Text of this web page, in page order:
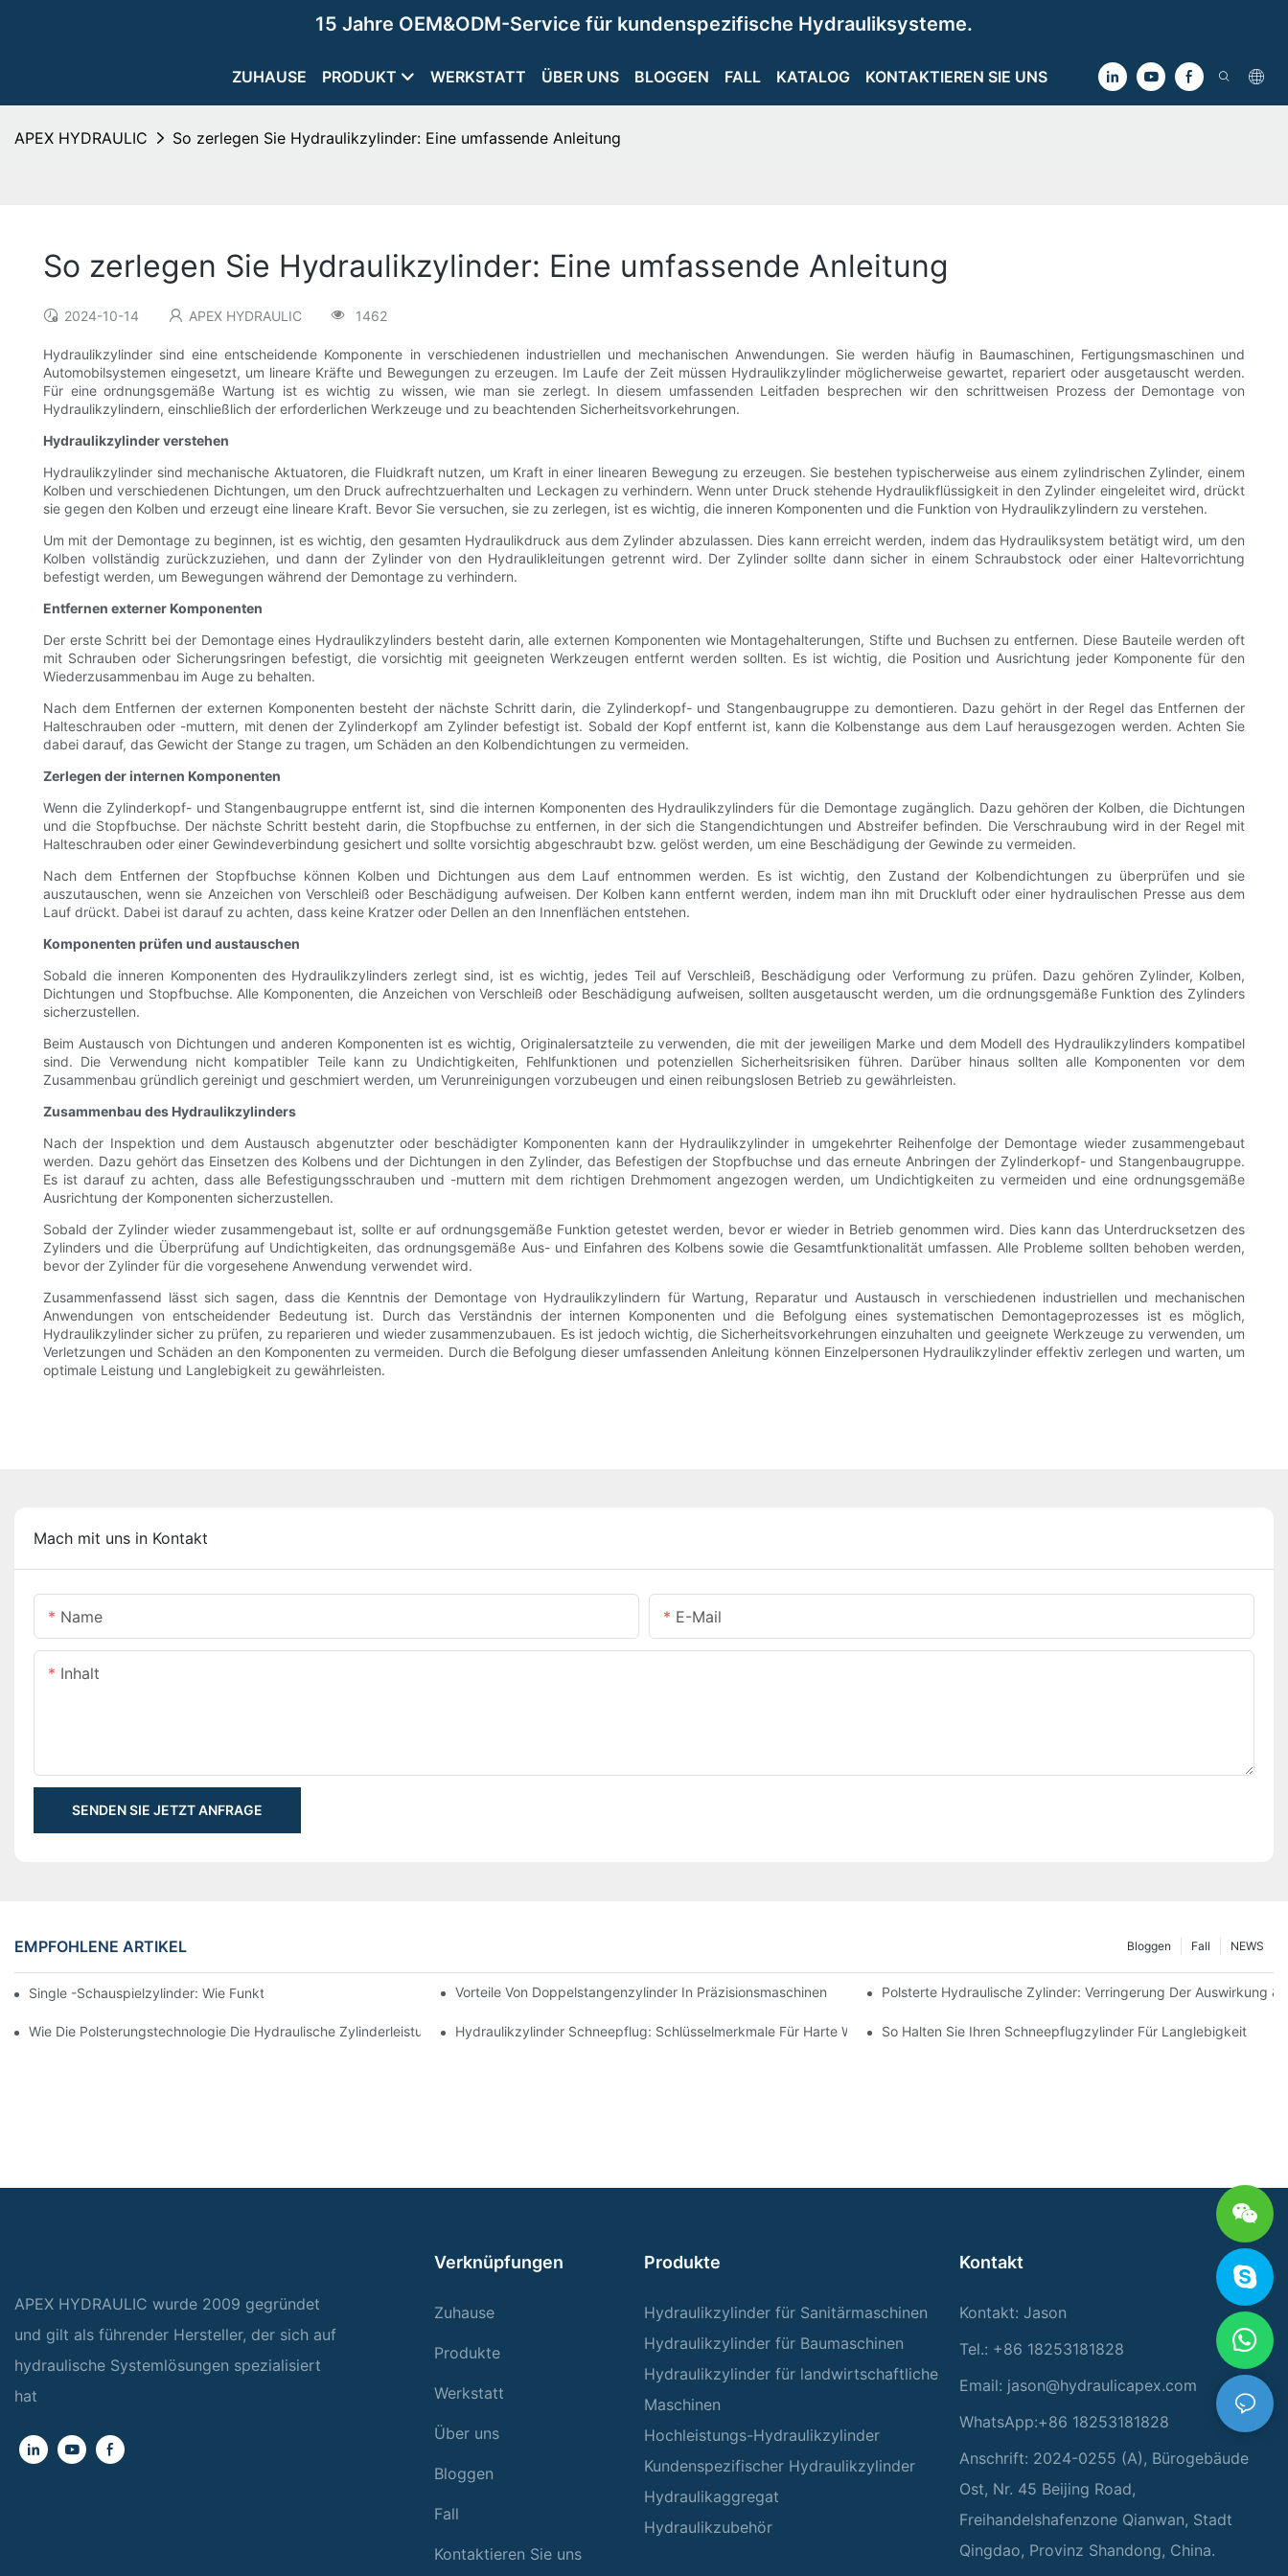
15 Jahre OEM&ODM-Service für kundenspezifische Hydrauliksysteme.
ZUHAUSE PRODUKT WERKSTATT ÜBER UNS BLOGGEN FALL KATALOG KONTAKTIEREN SIE UNS
APEX HYDRAULIC So zerlegen Sie Hydraulikzylinder: Eine umfassende Anleitung
So zerlegen Sie Hydraulikzylinder: Eine umfassende Anleitung
2024-10-14 APEX HYDRAULIC 1462
Hydraulikzylinder sind eine entscheidende Komponente in verschiedenen industriellen und mechanischen Anwendungen. Sie werden häufig in Baumaschinen, Fertigungsmaschinen und
Automobilsystemen eingesetzt, um lineare Kräfte und Bewegungen zu erzeugen. Im Laufe der Zeit müssen Hydraulikzylinder möglicherweise gewartet, repariert oder ausgetauscht werden.
Für eine ordnungsgemäße Wartung ist es wichtig zu wissen, wie man sie zerlegt. In diesem umfassenden Leitfaden besprechen wir den schrittweisen Prozess der Demontage von
Hydraulikzylindern, einschließlich der erforderlichen Werkzeuge und zu beachtenden Sicherheitsvorkehrungen.
Hydraulikzylinder verstehen
Hydraulikzylinder sind mechanische Aktuatoren, die Fluidkraft nutzen, um Kraft in einer linearen Bewegung zu erzeugen. Sie bestehen typischerweise aus einem zylindrischen Zylinder, einem
Kolben und verschiedenen Dichtungen, um den Druck aufrechtzuerhalten und Leckagen zu verhindern. Wenn unter Druck stehende Hydraulikflüssigkeit in den Zylinder eingeleitet wird, drückt
sie gegen den Kolben und erzeugt eine lineare Kraft. Bevor Sie versuchen, sie zu zerlegen, ist es wichtig, die inneren Komponenten und die Funktion von Hydraulikzylindern zu verstehen.
Um mit der Demontage zu beginnen, ist es wichtig, den gesamten Hydraulikdruck aus dem Zylinder abzulassen. Dies kann erreicht werden, indem das Hydrauliksystem betätigt wird, um den
Kolben vollständig zurückzuziehen, und dann der Zylinder von den Hydraulikleitungen getrennt wird. Der Zylinder sollte dann sicher in einem Schraubstock oder einer Haltevorrichtung
befestigt werden, um Bewegungen während der Demontage zu verhindern.
Entfernen externer Komponenten
Der erste Schritt bei der Demontage eines Hydraulikzylinders besteht darin, alle externen Komponenten wie Montagehalterungen, Stifte und Buchsen zu entfernen. Diese Bauteile werden oft
mit Schrauben oder Sicherungsringen befestigt, die vorsichtig mit geeigneten Werkzeugen entfernt werden sollten. Es ist wichtig, die Position und Ausrichtung jeder Komponente für den
Wiederzusammenbau im Auge zu behalten.
Nach dem Entfernen der externen Komponenten besteht der nächste Schritt darin, die Zylinderkopf- und Stangenbaugruppe zu demontieren. Dazu gehört in der Regel das Entfernen der
Halteschrauben oder -muttern, mit denen der Zylinderkopf am Zylinder befestigt ist. Sobald der Kopf entfernt ist, kann die Kolbenstange aus dem Lauf herausgezogen werden. Achten Sie
dabei darauf, das Gewicht der Stange zu tragen, um Schäden an den Kolbendichtungen zu vermeiden.
Zerlegen der internen Komponenten
Wenn die Zylinderkopf- und Stangenbaugruppe entfernt ist, sind die internen Komponenten des Hydraulikzylinders für die Demontage zugänglich. Dazu gehören der Kolben, die Dichtungen
und die Stopfbuchse. Der nächste Schritt besteht darin, die Stopfbuchse zu entfernen, in der sich die Stangendichtungen und Abstreifer befinden. Die Verschraubung wird in der Regel mit
Halteschrauben oder einer Gewindeverbindung gesichert und sollte vorsichtig abgeschraubt bzw. gelöst werden, um eine Beschädigung der Gewinde zu vermeiden.
Nach dem Entfernen der Stopfbuchse können Kolben und Dichtungen aus dem Lauf entnommen werden. Es ist wichtig, den Zustand der Kolbendichtungen zu überprüfen und sie
auszutauschen, wenn sie Anzeichen von Verschleiß oder Beschädigung aufweisen. Der Kolben kann entfernt werden, indem man ihn mit Druckluft oder einer hydraulischen Presse aus dem
Lauf drückt. Dabei ist darauf zu achten, dass keine Kratzer oder Dellen an den Innenflächen entstehen.
Komponenten prüfen und austauschen
Sobald die inneren Komponenten des Hydraulikzylinders zerlegt sind, ist es wichtig, jedes Teil auf Verschleiß, Beschädigung oder Verformung zu prüfen. Dazu gehören Zylinder, Kolben,
Dichtungen und Stopfbuchse. Alle Komponenten, die Anzeichen von Verschleiß oder Beschädigung aufweisen, sollten ausgetauscht werden, um die ordnungsgemäße Funktion des Zylinders
sicherzustellen.
Beim Austausch von Dichtungen und anderen Komponenten ist es wichtig, Originalersatzteile zu verwenden, die mit der jeweiligen Marke und dem Modell des Hydraulikzylinders kompatibel
sind. Die Verwendung nicht kompatibler Teile kann zu Undichtigkeiten, Fehlfunktionen und potenziellen Sicherheitsrisiken führen. Darüber hinaus sollten alle Komponenten vor dem
Zusammenbau gründlich gereinigt und geschmiert werden, um Verunreinigungen vorzubeugen und einen reibungslosen Betrieb zu gewährleisten.
Zusammenbau des Hydraulikzylinders
Nach der Inspektion und dem Austausch abgenutzter oder beschädigter Komponenten kann der Hydraulikzylinder in umgekehrter Reihenfolge der Demontage wieder zusammengebaut
werden. Dazu gehört das Einsetzen des Kolbens und der Dichtungen in den Zylinder, das Befestigen der Stopfbuchse und das erneute Anbringen der Zylinderkopf- und Stangenbaugruppe.
Es ist darauf zu achten, dass alle Befestigungsschrauben und -muttern mit dem richtigen Drehmoment angezogen werden, um Undichtigkeiten zu vermeiden und eine ordnungsgemäße
Ausrichtung der Komponenten sicherzustellen.
Sobald der Zylinder wieder zusammengebaut ist, sollte er auf ordnungsgemäße Funktion getestet werden, bevor er wieder in Betrieb genommen wird. Dies kann das Unterdrucksetzen des
Zylinders und die Überprüfung auf Undichtigkeiten, das ordnungsgemäße Aus- und Einfahren des Kolbens sowie die Gesamtfunktionalität umfassen. Alle Probleme sollten behoben werden,
bevor der Zylinder für die vorgesehene Anwendung verwendet wird.
Zusammenfassend lässt sich sagen, dass die Kenntnis der Demontage von Hydraulikzylindern für Wartung, Reparatur und Austausch in verschiedenen industriellen und mechanischen
Anwendungen von entscheidender Bedeutung ist. Durch das Verständnis der internen Komponenten und die Befolgung eines systematischen Demontageprozesses ist es möglich,
Hydraulikzylinder sicher zu prüfen, zu reparieren und wieder zusammenzubauen. Es ist jedoch wichtig, die Sicherheitsvorkehrungen einzuhalten und geeignete Werkzeuge zu verwenden, um
Verletzungen und Schäden an den Komponenten zu vermeiden. Durch die Befolgung dieser umfassenden Anleitung können Einzelpersonen Hydraulikzylinder effektiv zerlegen und warten, um
optimale Leistung und Langlebigkeit zu gewährleisten.
Mach mit uns in Kontakt
Name E-Mail
Inhalt
SENDEN SIE JETZT ANFRAGE
EMPFOHLENE ARTIKEL NEWS
Fall
Bloggen
Single -Schauspielzylinder: Wie Funktioniert Es & Gemeinsame AnwendungenVorteile Von Doppelstangenzylinder In Präzisionsmaschinen Polsterte Hydraulische Zylinder: Verringerung Der Auswirkung &
Wie Die Polsterungstechnologie Die Hydraulische Zylinderleistung VerbessertHydraulikzylinder Schneepflug: Schlüsselmerkmale Für Harte WinterbedingungenSo Halten Sie Ihren Schneepflugzylinder Für Langlebigkeit
APEX HYDRAULIC wurde 2009 gegründet
und gilt als führender Hersteller, der sich auf
hydraulische Systemlösungen spezialisiert
hat
Verknüpfungen
Zuhause
Produkte
Werkstatt
Über uns
Bloggen
Fall
Kontaktieren Sie uns
Produkte
Hydraulikzylinder für Sanitärmaschinen
Hydraulikzylinder für Baumaschinen
Hydraulikzylinder für landwirtschaftliche
Maschinen
Hochleistungs-Hydraulikzylinder
Kundenspezifischer Hydraulikzylinder
Hydraulikaggregat
Hydraulikzubehör
Kontakt
Kontakt: Jason
Tel.: +86 18253181828
Email: jason@hydraulicapex.com
WhatsApp:+86 18253181828
Anschrift: 2024-0255 (A), Bürogebäude
Ost, Nr. 45 Beijing Road,
Freihandelshafenzone Qianwan, Stadt
Qingdao, Provinz Shandong, China.